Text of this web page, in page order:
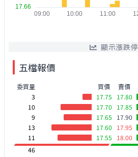
顯示漲跌停
五檔報價
委買量
買價
3
17.75
10
17.70
9
17.65
13
17.60
11
17.55
賣價
17.80
17.85
17.90
17.95
18.00
46